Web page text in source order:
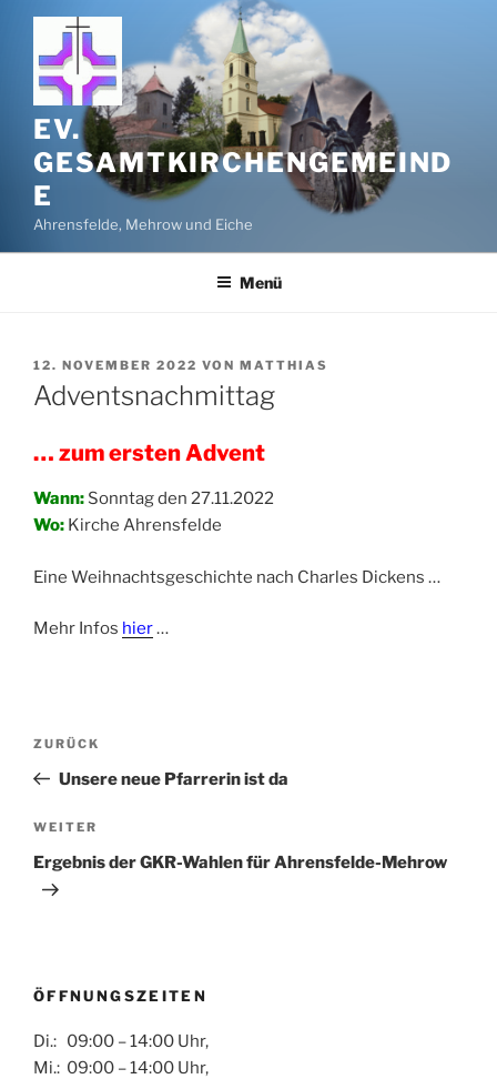
Zum
springen
EV.
GESAMTKIRCHENGEMEIND
E
Ahrensfelde, Mehrow und Eiche
Menü
VERÖFFENTLICHT
AM
12. NOVEMBER 2022 VON MATTHIAS
Adventsnachmittag
… zum ersten Advent
Wann: Sonntag den 27.11.2022
Wo: Kirche Ahrensfelde
Eine Weihnachtsgeschichte nach Charles Dickens …
Mehr Infos hier…
Beitragsnavigation
Vorheriger
Beitrag
ZURÜCK
Unsere neue Pfarrerin ist da
Nächster
Beitrag
WEITER
Ergebnis der GKR-Wahlen für Ahrensfelde-Mehrow
ÖFFNUNGSZEITEN
Di.: 09:00 – 14:00 Uhr,
Mi.: 09:00 – 14:00 Uhr,